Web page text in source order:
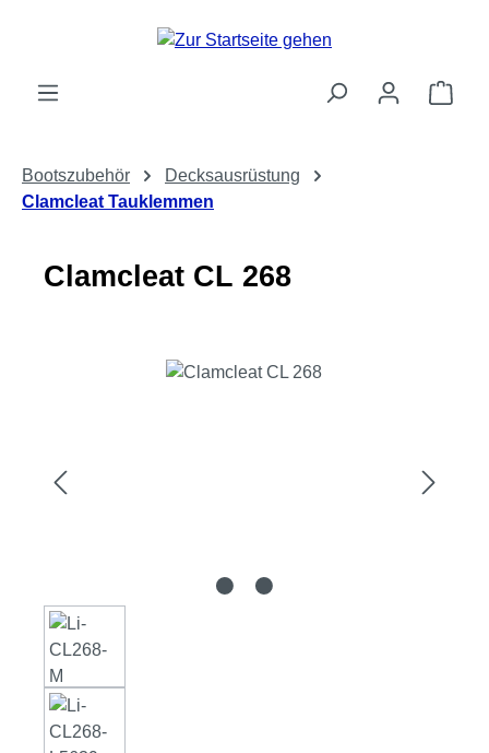
Zum Hauptinhalt springen
Bootszubehör
Decksausrüstung
Clamcleat Tauklemmen
Clamcleat CL 268
Bildergalerie überspringen